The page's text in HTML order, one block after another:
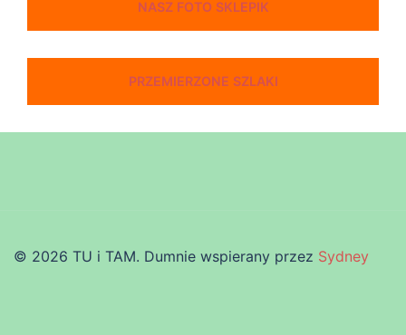
NASZ FOTO SKLEPIK
PRZEMIERZONE SZLAKI
© 2026 TU i TAM. Dumnie wspierany przez Sydney